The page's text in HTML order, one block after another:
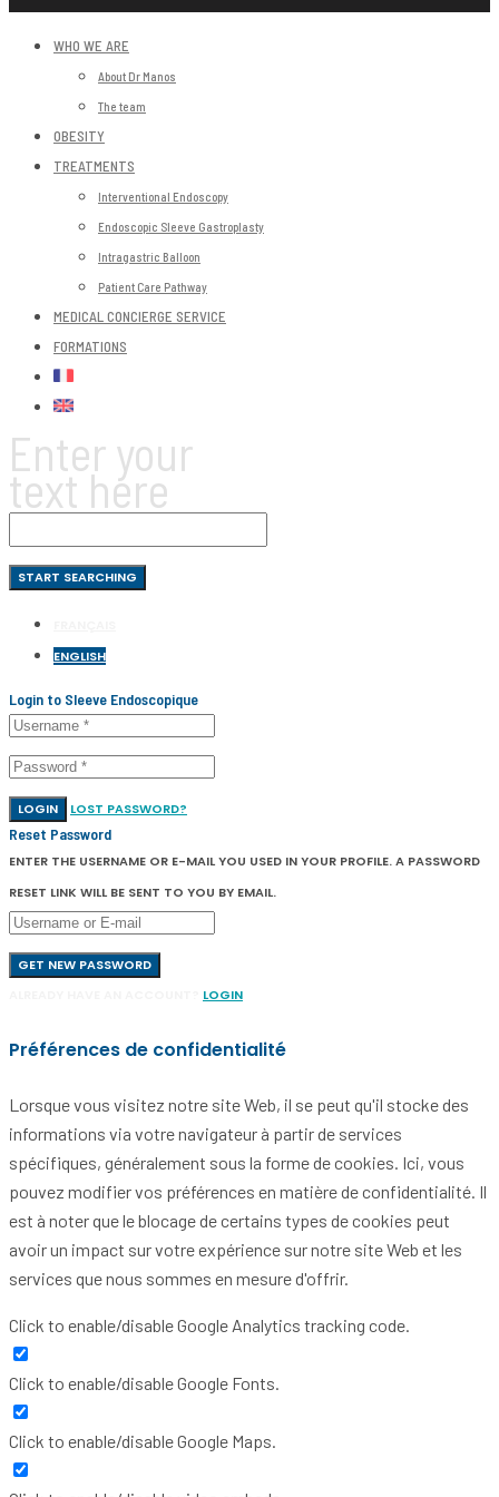
WHO WE ARE
About Dr Manos
The team
OBESITY
TREATMENTS
Interventional Endoscopy
Endoscopic Sleeve Gastroplasty
Intragastric Balloon
Patient Care Pathway
MEDICAL CONCIERGE SERVICE
FORMATIONS
Enter your
text here
ENGLISH
Login to Sleeve Endoscopique
LOGIN LOST PASSWORD?
Reset Password
ENTER THE USERNAME OR E-MAIL YOU USED IN YOUR PROFILE. A PASSWORD
RESET LINK WILL BE SENT TO YOU BY EMAIL.
GET NEW PASSWORD
LOGIN
Préférences de confidentialité
Lorsque vous visitez notre site Web, il se peut qu'il stocke des
informations via votre navigateur à partir de services
spécifiques, généralement sous la forme de cookies. Ici, vous
pouvez modifier vos préférences en matière de confidentialité. Il
est à noter que le blocage de certains types de cookies peut
avoir un impact sur votre expérience sur notre site Web et les
services que nous sommes en mesure d'offrir.
Click to enable/disable Google Analytics tracking code.
Click to enable/disable Google Fonts.
Click to enable/disable Google Maps.